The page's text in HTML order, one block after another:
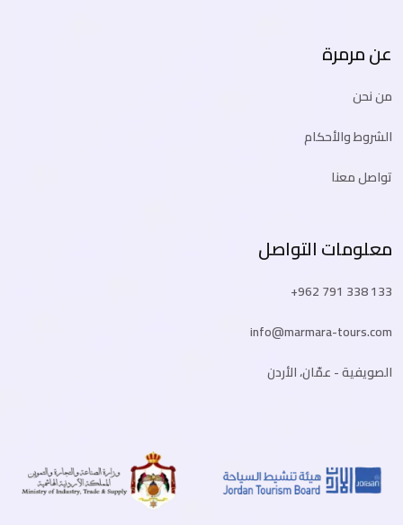
عن مرمرة
من نحن
الشروط والأحكام
تواصل معنا
معلومات التواصل
+962 791 338 133
info@marmara-tours.com
الصويفية - عمّان، الأردن